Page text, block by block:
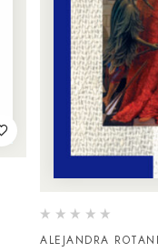
ALEJANDRA